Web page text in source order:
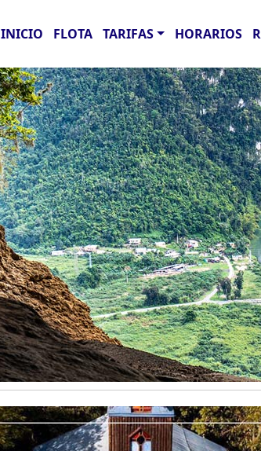
INICIO FLOTA TARIFAS HORARIOS